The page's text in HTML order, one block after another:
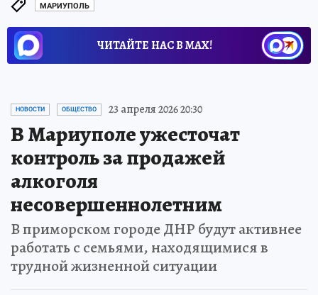
МАРИУПОЛЬ
ЧИТАЙТЕ НАС В МАХ!
НОВОСТИ ОБЩЕСТВО 23 апреля 2026 20:30
В Мариуполе ужесточат
контроль за продажей
алкоголя
несовершеннолетним
В приморском городе ДНР будут активнее
работать с семьями, находящимися в
трудной жизненной ситуации